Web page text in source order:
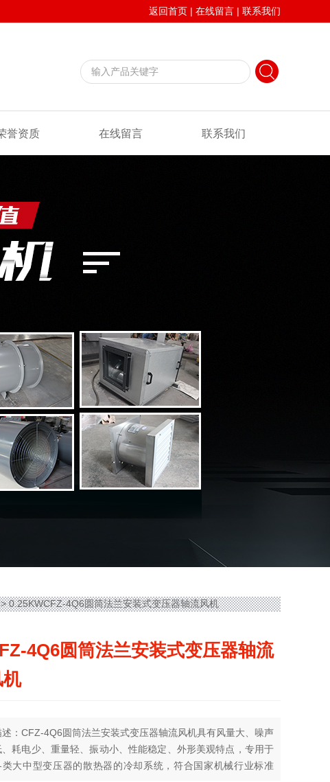
返回首页 | 在线留言 | 联系我们
誉资质 在线留言 联系我们
0.25KWCFZ-4Q6圆筒法兰安装式变压器轴流风机
4Q6圆筒法兰安装式变压器轴流
机
述：CFZ-4Q6圆筒法兰安装式变压器轴流风机具有风量大、噪声
、耗电少、重量轻、振动小、性能稳定、外形美观特点，专用于
类大中型变压器的散热器的冷却系统，符合国家机械行业标准